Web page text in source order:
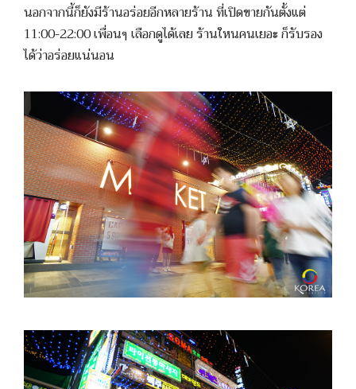
นอกจากนี้ก็ยังมีร้านอร่อยอีกหลายร้าน ที่เปิดขายกันตั้งแต่
11:00-22:00 เพื่อนๆ เลือกดูได้เลย ร้านใหนคนเยอะ ก็รับรอง
ได้ว่าอร่อยแน่นอน